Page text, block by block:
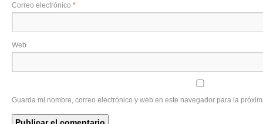
Correo electrónico *
Web
Guarda mi nombre, correo electrónico y web en este navegador para la